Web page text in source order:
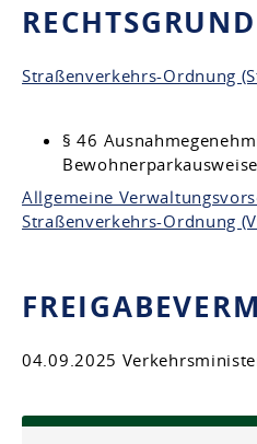
Straßenverkehrs-Ordnung
§ 46
Bewohnerparkausweise
Allgemeine
Straßenverkehrs-Ordnung
04.09.2025